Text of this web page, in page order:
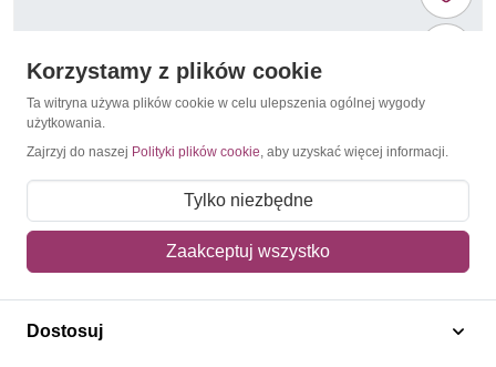
Drzewa i lasy
Polska 2010 Fi Cp 1549 Całostka pocztowa
Korzystamy z plików cookie
Ta witryna używa plików cookie w celu ulepszenia ogólnej wygody
użytkowania.
Zajrzyj do naszej Polityki plików cookie, aby uzyskać więcej informacji.
Tylko niezbędne
Zaakceptuj wszystko
Dostosuj